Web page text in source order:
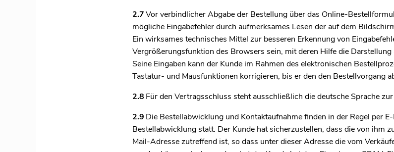
2.7Vor verbindlicher Abgabe der Bestellung über das Online-
mögliche Eingabefehler durch aufmerksames Lesen der auf dem
Ein wirksames technisches Mittel zur besseren Erkennung von
Vergrößerungsfunktion des Browsers sein, mit deren Hilfe die
Seine Eingaben kann der Kunde im Rahmen des elektronischen
Tastatur- und Mausfunktionen korrigieren, bis er den den Bestellvorgang
2.8 Für den Vertragsschluss steht ausschließlich die deutsche Sprache
2.9 Die Bestellabwicklung und Kontaktaufnahme finden in der Regel per
Bestellabwicklung statt. Der Kunde hat sicherzustellen, dass die von ihm
Mail-Adresse zutreffend ist, so dass unter dieser Adresse die vom